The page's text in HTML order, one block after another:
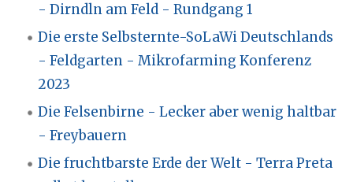
- Dirndln am Feld - Rundgang 1
Die erste Selbsternte-SoLaWi Deutschlands
- Feldgarten - Mikrofarming Konferenz
2023
Die Felsenbirne - Lecker aber wenig haltbar
- Freybauern
Die fruchtbarste Erde der Welt - Terra Preta